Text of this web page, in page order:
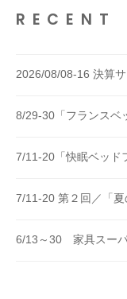
RECENT
2026/08/08-16 決算サ
8/29-30「フランスベ
7/11-20「快眠ベッド
7/11-20 第２回／「夏
6/13～30 家具スー